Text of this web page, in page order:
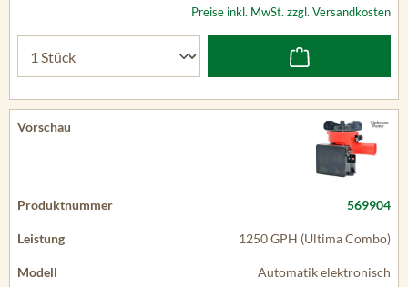
Preise inkl. MwSt. zzgl. Versandkosten
569904
1250 GPH (Ultima Combo)
Automatik elektronisch